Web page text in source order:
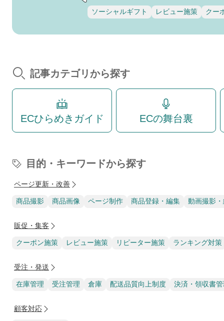
ソーシャルギフト レビュー施策 クー
記事カテゴリから探す
ECひらめきガイド ECの舞台裏
目的・キーワードから探す
ページ更新・改善
商品撮影 商品画像 ページ制作 商品登録・編集 動画撮影
販促・集客
クーポン施策 レビュー施策 リピーター施策 ランキング対策
受注・発送
在庫管理 受注管理 倉庫 配送品質向上制度 決済・領収書
顧客対応